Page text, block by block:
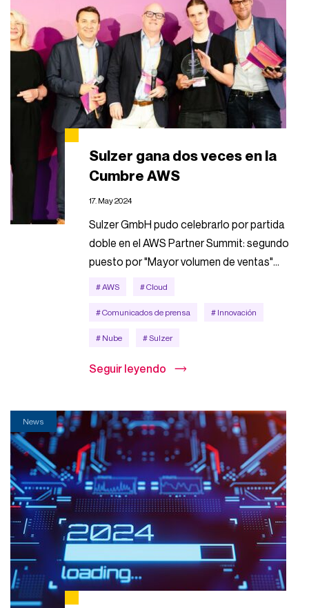
Sulzer gana dos veces en la
Cumbre AWS
17. May 2024
Sulzer GmbH pudo celebrarlo por partida
doble en el AWS Partner Summit: segundo
puesto por "Mayor volumen de ventas"...
# AWS # Cloud
# Comunicados de prensa # Innovación
# Nube # Sulzer
Seguir leyendo
News